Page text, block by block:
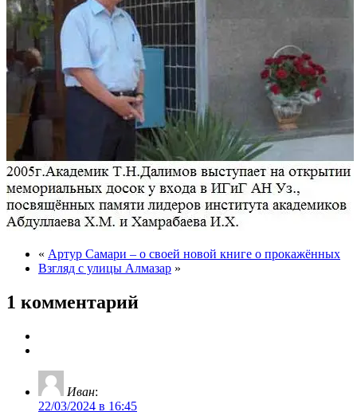
« Артур Самари – о своей новой книге о прокажённых
Взгляд с улицы Алмазар »
1 комментарий
Иван:
22/03/2024 в 16:45